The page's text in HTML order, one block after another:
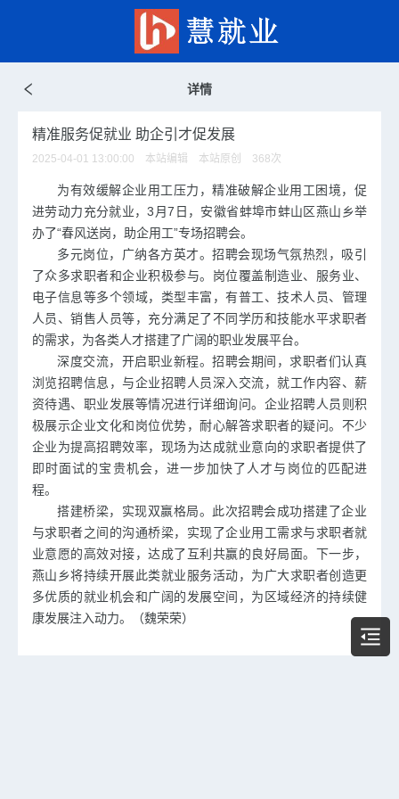
详情
精准服务促就业 助企引才促发展
2025-04-01 13:00:00 本站编辑 本站原创 368次
为有效缓解企业用工压力，精准破解企业用工困境，促
进劳动力充分就业，3月7日，安徽省蚌埠市蚌山区燕山乡举
办了“春风送岗，助企用工”专场招聘会。
多元岗位，广纳各方英才。招聘会现场气氛热烈，吸引
了众多求职者和企业积极参与。岗位覆盖制造业、服务业、
电子信息等多个领域，类型丰富，有普工、技术人员、管理
人员、销售人员等，充分满足了不同学历和技能水平求职者
的需求，为各类人才搭建了广阔的职业发展平台。
深度交流，开启职业新程。招聘会期间，求职者们认真
浏览招聘信息，与企业招聘人员深入交流，就工作内容、薪
资待遇、职业发展等情况进行详细询问。企业招聘人员则积
极展示企业文化和岗位优势，耐心解答求职者的疑问。不少
企业为提高招聘效率，现场为达成就业意向的求职者提供了
即时面试的宝贵机会，进一步加快了人才与岗位的匹配进
程。
搭建桥梁，实现双赢格局。此次招聘会成功搭建了企业
与求职者之间的沟通桥梁，实现了企业用工需求与求职者就
业意愿的高效对接，达成了互利共赢的良好局面。下一步，
燕山乡将持续开展此类就业服务活动，为广大求职者创造更
多优质的就业机会和广阔的发展空间，为区域经济的持续健
康发展注入动力。（魏荣荣）